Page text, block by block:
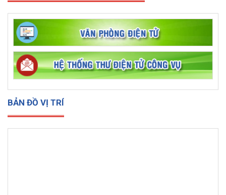
DANH MỤC PHẦN MỀM ỨNG DỤNG